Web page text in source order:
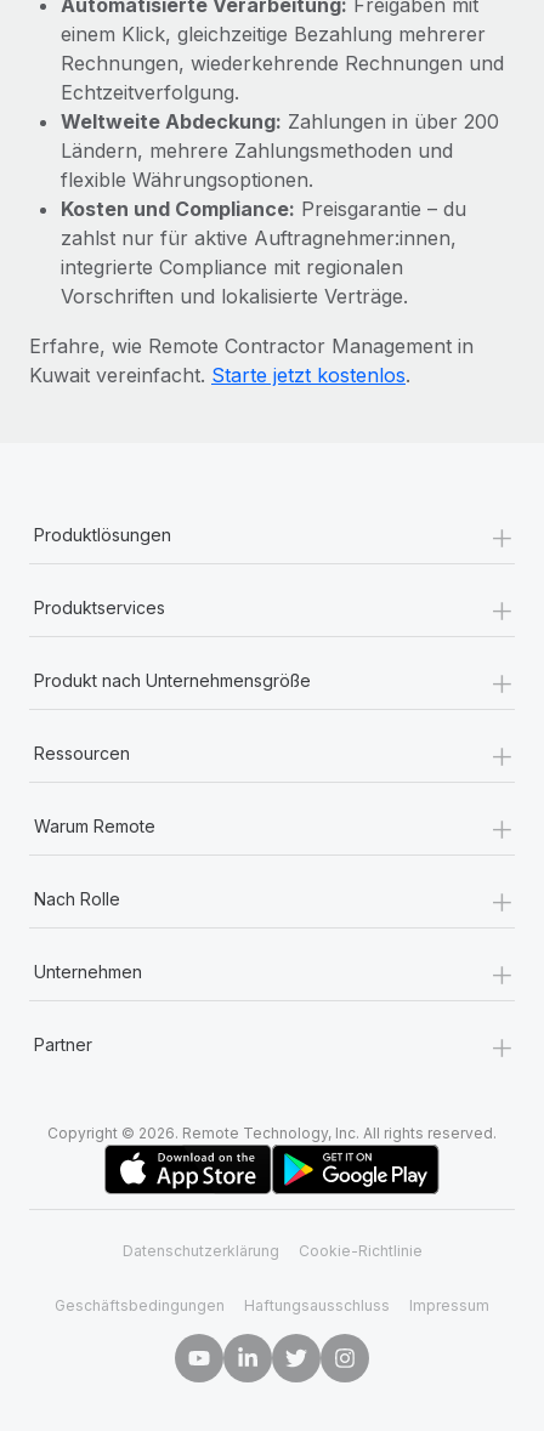
einem Klick, gleichzeitige Bezahlung mehrerer
Rechnungen, wiederkehrende Rechnungen und
Echtzeitverfolgung.
Weltweite Abdeckung: Zahlungen in über 200
Ländern, mehrere Zahlungsmethoden und
flexible Währungsoptionen.
Kosten und Compliance: Preisgarantie – du
zahlst nur für aktive Auftragnehmer:innen,
integrierte Compliance mit regionalen
Vorschriften und lokalisierte Verträge.
Erfahre, wie Remote Contractor Management in
Kuwait vereinfacht. Starte jetzt kostenlos.
Produktlösungen +
Produktservices +
Produkt nach Unternehmensgröße +
Ressourcen +
Warum Remote +
Nach Rolle +
Unternehmen +
Partner +
Copyright © 2026. Remote Technology, Inc. All rights reserved.
Datenschutzerklärung Cookie-Richtlinie
Geschäftsbedingungen Haftungsausschluss Impressum